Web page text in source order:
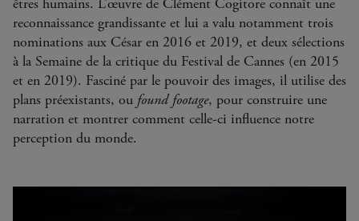
reconnaissance grandissante et lui a valu notamment trois
nominations aux César en 2016 et 2019, et deux sélections
à la Semaine de la critique du Festival de Cannes (en 2015
et en 2019). Fasciné par le pouvoir des images, il utilise des
plans préexistants, ou found footage, pour construire une
narration et montrer comment celle-ci influence notre
perception du monde.